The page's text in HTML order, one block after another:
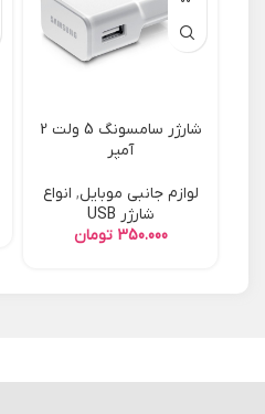
شارژر سامسونگ 5 ولت 2
آمپر
لوازم جانبی موبایل, انواع
شارژر USB
تومان